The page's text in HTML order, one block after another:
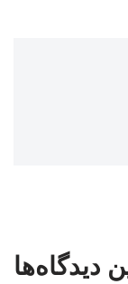
دیدگاه‌ها